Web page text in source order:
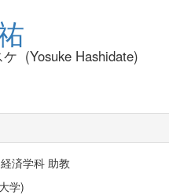
(Yosuke Hashidate)
済学科 助教
学)